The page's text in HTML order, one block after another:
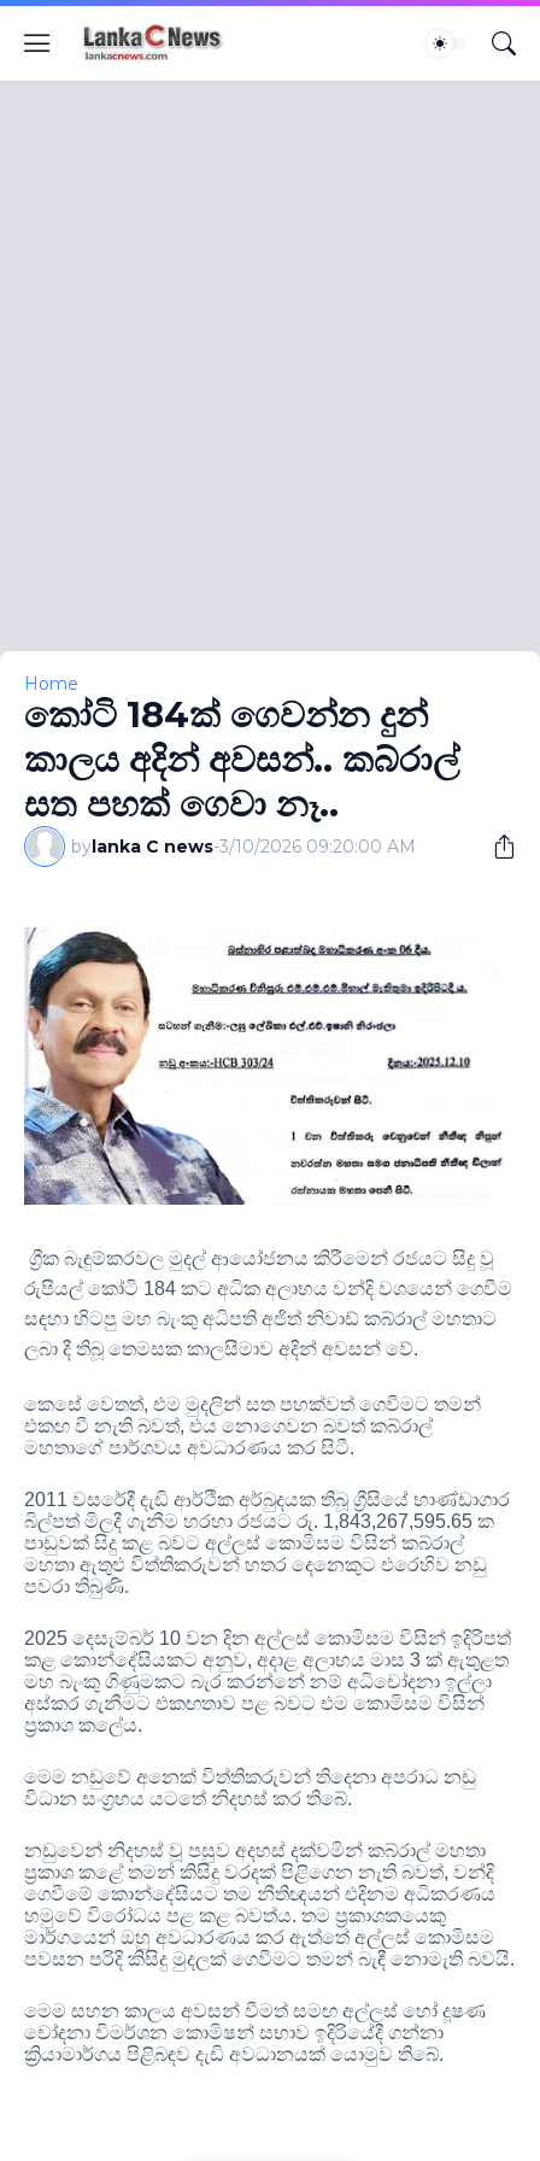
Home
කෝටි 184ක් ගෙවන්න දුන්
කාලය අදින් අවසන්.. කබ්රාල්
සත පහක් ගෙවා නෑ..
bylanka C news-3/10/2026 09:20:00 AM
ග්‍රීක බැඳුම්කරවල මුදල් ආයෝජනය කිරීමෙන් රජයට සිදු වූ
රුපියල් කෝටි 184 කට අධික අලාභය වන්දි වශයෙන් ගෙවීම
සඳහා හිටපු මහ බැංකු අධිපති අජිත් නිවාඩ් කබ්රාල් මහතාට
ලබා දී තිබූ තෙමසක කාලසීමාව අදින් අවසන් වේ.
කෙසේ වෙතත්, එම මුදලින් සත පහක්වත් ගෙවීමට තමන්
එකඟ වී නැති බවත්, එය නොගෙවන බවත් කබ්රාල්
මහතාගේ පාර්ශවය අවධාරණය කර සිටී.
2011 වසරේදී දැඩි ආර්ථික අර්බුදයක තිබූ ග්‍රීසියේ භාණ්ඩාගාර
බිල්පත් මිලදී ගැනීම හරහා රජයට රු. 1,843,267,595.65 ක
පාඩුවක් සිදු කළ බවට අල්ලස් කොමිසම විසින් කබ්රාල්
මහතා ඇතුළු විත්තිකරුවන් හතර දෙනෙකුට එරෙහිව නඩු
පවරා තිබුණි.
2025 දෙසැම්බර් 10 වන දින අල්ලස් කොමිසම විසින් ඉදිරිපත්
කළ කොන්දේසියකට අනුව, අදාළ අලාභය මාස 3 ක් ඇතුළත
මහ බැංකු ගිණුමකට බැර කරන්නේ නම් අධිචෝදනා ඉල්ලා
අස්කර ගැනීමට එකඟතාව පළ බවට එම කොමිසම විසින්
ප‍්‍රකාශ කලේය.
මෙම නඩුවේ අනෙක් විත්තිකරුවන් තිදෙනා අපරාධ නඩු
විධාන සංග්‍රහය යටතේ නිදහස් කර තිබේ.
නඩුවෙන් නිදහස් වූ පසුව අදහස් දක්වමින් කබ්රාල් මහතා
ප්‍රකාශ කළේ තමන් කිසිදු වරදක් පිළිගෙන නැති බවත්, වන්දි
ගෙවීමේ කොන්දේසියට තම නීතිඥයන් එදිනම අධිකරණය
හමුවේ විරෝධය පළ කළ බවත්ය. තම ප්‍රකාශකයෙකු
මාර්ගයෙන් ඔහු අවධාරණය කර ඇත්තේ අල්ලස් කොමිසම
පවසන පරිදි කිසිදු මුදලක් ගෙවීමට තමන් බැඳී නොමැති බවයි.
මෙම සහන කාලය අවසන් වීමත් සමඟ අල්ලස් හෝ දූෂණ
චෝදනා විමර්ශන කොමිෂන් සභාව ඉදිරියේදී ගන්නා
ක්‍රියාමාර්ගය පිළිබඳව දැඩි අවධානයක් යොමුව තිබේ.